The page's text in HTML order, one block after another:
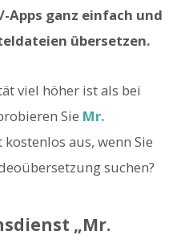
Apps ganz einfach und
übersetzen.
viel höher ist als bei
Sie Mr.
aus, wenn Sie
suchen?
„Mr.